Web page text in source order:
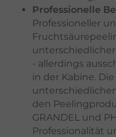
Professionelle
Professioneller
- allerdings
in der Kabine. Die
den
GRANDEL und
Professionalität